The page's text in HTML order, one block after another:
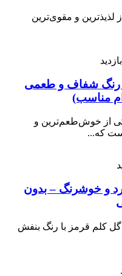
لذیذترین و مقوی‌ترین
رنگ شفاف و طعمی
مناسب)
از خوش‌طعم‌ترین و
که...
و خوشرنگ – بدون
کلم قرمز با رنگ بنفش